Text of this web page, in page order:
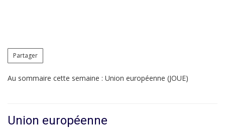
Partager
Au sommaire cette semaine : Union européenne (JOUE)
Union européenne